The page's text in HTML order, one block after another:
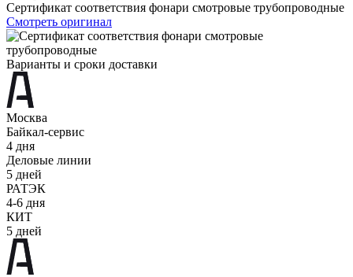
Сертификат соответствия фонари смотровые трубопроводные
Смотреть оригинал
Варианты и сроки доставки
Москва
Байкал-сервис
4 дня
Деловые линии
5 дней
РАТЭК
4-6 дня
КИТ
5 дней